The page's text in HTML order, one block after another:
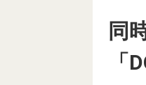
同
「